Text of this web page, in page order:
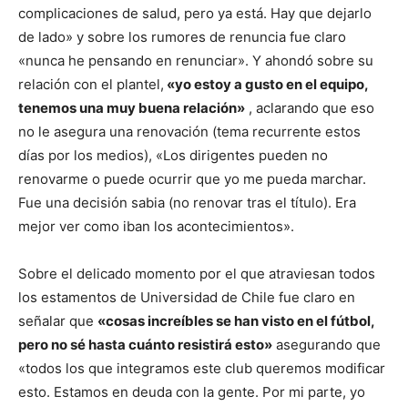
complicaciones de salud, pero ya está. Hay que dejarlo
de lado» y sobre los rumores de renuncia fue claro
«nunca he pensando en renunciar». Y ahondó sobre su
relación con el plantel, «yo estoy a gusto en el equipo,
tenemos una muy buena relación» , aclarando que eso
no le asegura una renovación (tema recurrente estos
días por los medios), «Los dirigentes pueden no
renovarme o puede ocurrir que yo me pueda marchar.
Fue una decisión sabia (no renovar tras el título). Era
mejor ver como iban los acontecimientos».
Sobre el delicado momento por el que atraviesan todos
los estamentos de Universidad de Chile fue claro en
señalar que «cosas increíbles se han visto en el fútbol,
pero no sé hasta cuánto resistirá esto» asegurando que
«todos los que integramos este club queremos modificar
esto. Estamos en deuda con la gente. Por mi parte, yo